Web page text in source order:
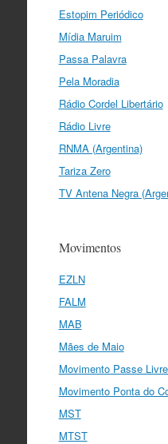
Estopim Periódico
Mídia Maruim
Passa Palavra
Pela Moradia
Rádio Cordel Libertário
Rádio Livre
RNMA (Argentina)
Tariza Zero
TV Antena Negra
Movimentos
EZLN
FALM
MAB
Mães de Maio
Movimento Passe
Movimento Ponta do
MST
MTST